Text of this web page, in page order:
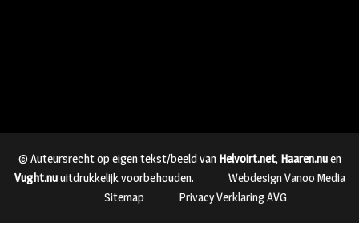
© Auteursrecht op eigen tekst/beeld van Helvoirt.net, Haaren.nuen
Vught.nuuitdrukkelijk voorbehouden.
Webdesign Vanoo Media
Sitemap
Privacy Verklaring AVG